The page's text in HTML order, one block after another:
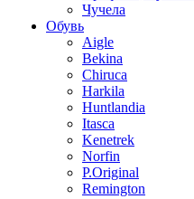
Чучела
Обувь
Aigle
Bekina
Chiruсa
Harkila
Huntlandia
Itasca
Kenetrek
Norfin
P.Original
Remington